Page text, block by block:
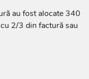
au fost alocate 340
2/3 din factură sau